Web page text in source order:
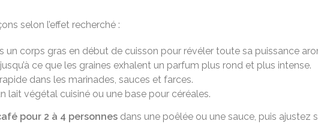
selon l’effet recherché :
un corps gras en début de cuisson pour révéler toute sa puissance
ce que les graines exhalent un parfum plus rond et plus intense.
dans les marinades, sauces et farces.
lait végétal cuisiné ou une base pour céréales.
pour 2 à 4 personnes dans une poêlée ou une sauce, puis ajustez